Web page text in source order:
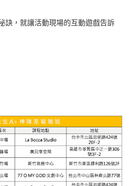
訣，就讓活動現場的互動遊戲告訴